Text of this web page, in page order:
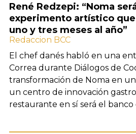
René Redzepi: “Noma
experimento artístico
uno y tres meses al año”
Redaccion BCC
El chef danés habló en una
Correa durante Diálogos de
transformación de Noma en
un centro de innovación
restaurante en sí será el banco